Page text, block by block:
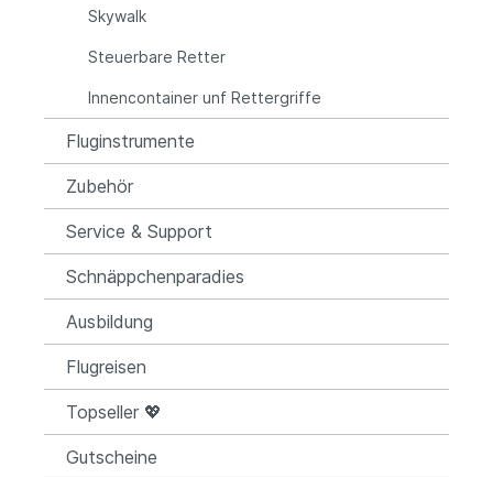
Skywalk
Steuerbare Retter
Innencontainer unf Rettergriffe
Fluginstrumente
Zubehör
Service & Support
Schnäppchenparadies
Ausbildung
Flugreisen
Topseller 💖
Gutscheine